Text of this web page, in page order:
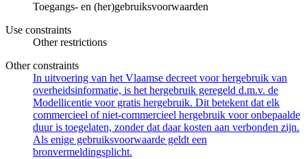
Toegangs- en (her)gebruiksvoorwaarden
Use constraints
Other restrictions
Other constraints
In uitvoering van het Vlaamse decreet voor hergebruik van
overheidsinformatie, is het hergebruik geregeld d.m.v. de
Modellicentie voor gratis hergebruik. Dit betekent dat elk
commercieel of niet-commercieel hergebruik voor onbepaalde
duur is toegelaten, zonder dat daar kosten aan verbonden zijn.
Als enige gebruiksvoorwaarde geldt een
bronvermeldingsplicht.